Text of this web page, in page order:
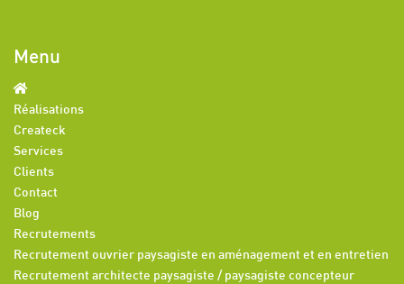
Menu
Réalisations
Createck
Services
Clients
Contact
Blog
Recrutements
Recrutement ouvrier paysagiste en aménagement et en entretien
Recrutement architecte paysagiste / paysagiste concepteur